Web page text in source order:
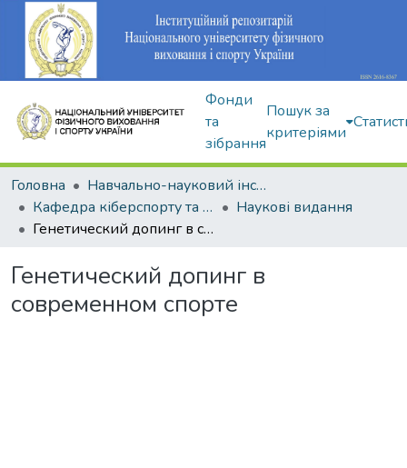
Фонди
та
зібрання
Пошук за
критеріями
Головна
Навчально-науковий інститут здоров'я, реабілітації та фізичного виховання
Кафедра кіберспорту та інформаційних технологій
Наукові видання
Генетический допинг в современном спорте
Генетический допинг в
современном спорте